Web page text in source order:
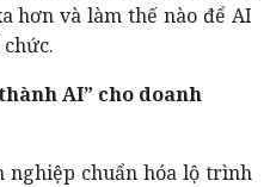
hơn và làm thế nào để AI
AI” cho doanh
nghiệp chuẩn hóa lộ trình